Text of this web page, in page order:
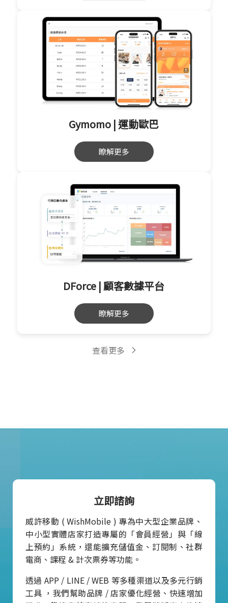
Gymomo | 運動歐巴
瞭解更多
DForce | 顧客數據平台
瞭解更多
查看更多
立即諮詢
威許移動 ( WishMobile ) 專為中大型企業品牌、
中小型實體店家打造專屬的「會員經營」與「線
上預約」系統，還能擴充儲值金、訂閱制、社群
電商、課程 & 計次票券等功能。
透過 APP / LINE / WEB 等多種渠道以及多元行銷
工具 ，我們幫助品牌 / 店家優化經營、快速增加